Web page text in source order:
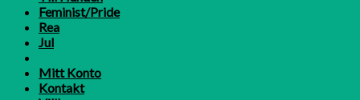
Feminist/Pride
Rea
Jul
Mitt Konto
Kontakt